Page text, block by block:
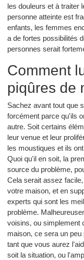
les douleurs et à traiter
personne atteinte est
enfants, les femmes
a de fortes possibilités
personnes serait
Comment
piqûres de
Sachez avant tout que
forcément parce qu'ils
autre. Soit certains
leur venue et leur
les moustiques et ils
Quoi qu'il en soit, la
source du problème,
Cela serait assez
votre maison, et en
experts qui sont les
problème.
voisins, ou simplement
maison, ce sera un
tant que vous aurez
soit la situation, ou